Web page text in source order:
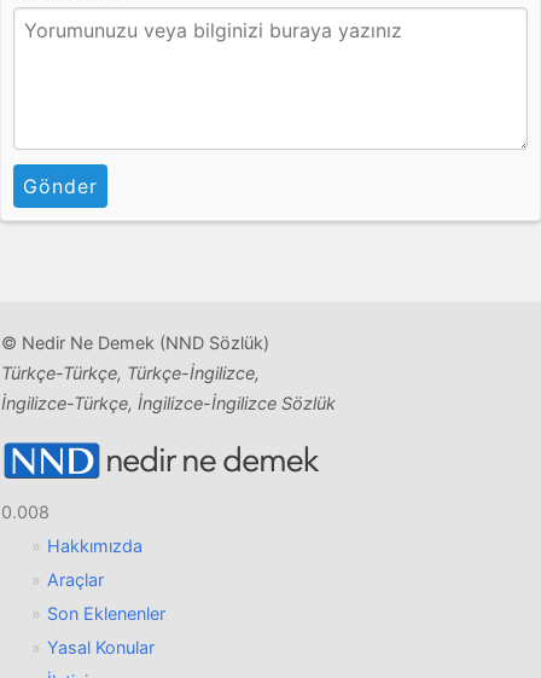
Gönder
© Nedir Ne Demek (NND Sözlük)
Türkçe-Türkçe, Türkçe-İngilizce,
İngilizce-Türkçe, İngilizce-İngilizce Sözlük
0.008
Hakkımızda
Araçlar
Son Eklenenler
Yasal Konular